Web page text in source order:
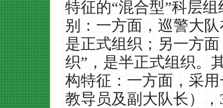
特征的“混合型”科层组
别：一方面，巡警大
是正式组织；另一方
织”，是半正式组织。
构特征：一方面，采
教导员及副大队长），